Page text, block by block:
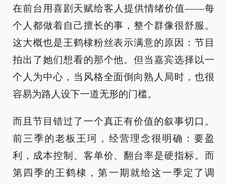
在前台用喜剧天赋给客人提供情绪价值——每
个人都做着自己擅长的事，整个群像很舒服。
这大概也是王鹤棣粉丝表示满意的原因：节目
拍出了她们想看的那个他。但当嘉宾选择以一
个人为中心，当风格全面倒向熟人局时，也很
容易为路人设下一道无形的门槛。
而且节目错过了一个真正有价值的叙事切口。
前三季的老板王珂，经营理念很明确：要盈
利，成本控制、客单价、翻台率是硬指标。而
第四季的王鹤棣，第一期就给这一季定了调